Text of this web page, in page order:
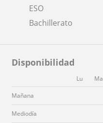
ESO
Bachillerato
Disponibilidad
Lu Ma
Mañana
Mediodía